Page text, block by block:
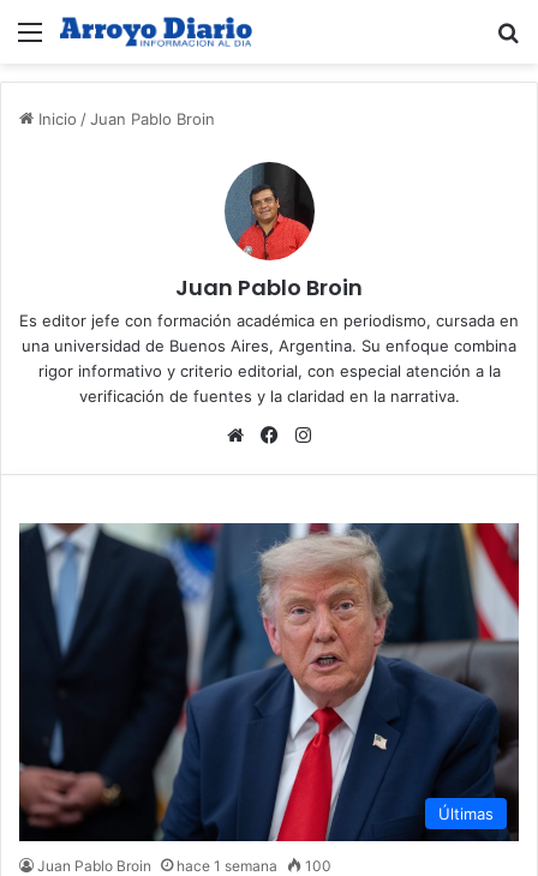
Menú
Inicio /Juan Pablo Broin
Juan Pablo Broin
Es editor jefe con formación académica en periodismo, cursada en
una universidad de Buenos Aires, Argentina. Su enfoque combina
rigor informativo y criterio editorial, con especial atención a la
verificación de fuentes y la claridad en la narrativa.
Sitio
Facebook
Últimas
Juan Pablo Broin hace 1 semana 100